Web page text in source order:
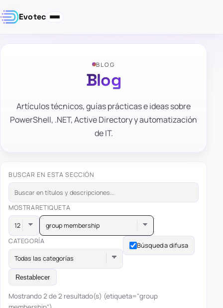
Evotec
BLOG
Blog
Artículos técnicos, guías prácticas e ideas sobre
PowerShell, .NET, Active Directory y automatización
de IT.
BUSCAR EN ESTA SECCIÓN
MOSTRARETIQUETA
group membership
CATEGORÍA
Todas las categorías
Búsqueda difusa
Restablecer
Mostrando 2 de 2 resultado(s) (etiqueta="group